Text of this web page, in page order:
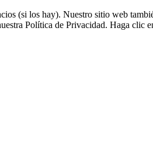
(si los hay). Nuestro sitio web
Política de Privacidad. Haga clic